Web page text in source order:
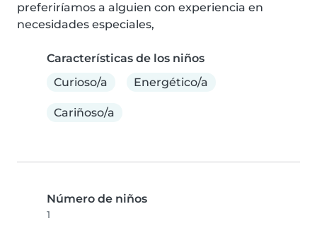
preferiríamos a alguien con experiencia en
necesidades especiales,
Características de los niños
Curioso/a
Energético/a
Cariñoso/a
Número de niños
1